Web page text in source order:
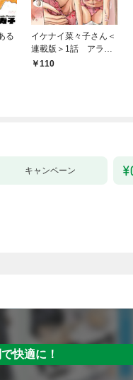
る
イケナイ菜々子さん＜
連載版＞1話 アラフ
ォー女神と初体験
110
キャンペーン
快適に！